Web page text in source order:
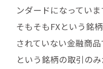
ンダードになっていま
そもそもFXという銘
されていない金融商
という銘柄の取引の